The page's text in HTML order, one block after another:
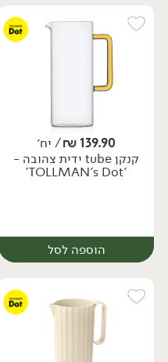
מארז
139.90
₪/ יח׳
קנקן tube ידית צהובה -
'TOLLMAN's Dot'
הוספה לסל